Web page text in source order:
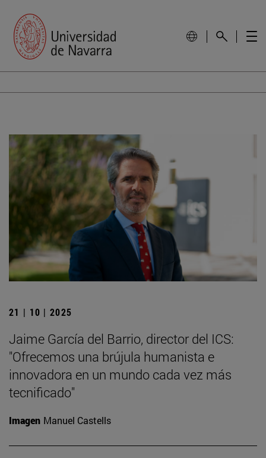
21 | 10 | 2025
Jaime García del Barrio, director del ICS:
"Ofrecemos una brújula humanista e
innovadora en un mundo cada vez más
tecnificado"
Imagen Manuel Castells